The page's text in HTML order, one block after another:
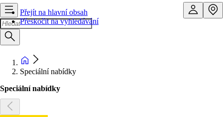
Přejít na hlavní obsah
Přeskočit na vyhledávání
Speciální nabídky
Speciální nabídky